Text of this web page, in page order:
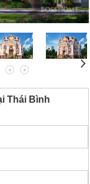
Thái Bình